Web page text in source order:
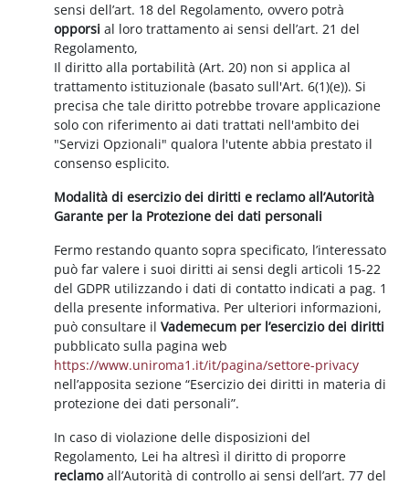
sensi dell’art. 18 del Regolamento, ovvero potrà
opporsi al loro trattamento ai sensi dell’art. 21 del
Regolamento,
Il diritto alla portabilità (Art. 20) non si applica al
trattamento istituzionale (basato sull'Art. 6(1)(e)). Si
precisa che tale diritto potrebbe trovare applicazione
solo con riferimento ai dati trattati nell'ambito dei
"Servizi Opzionali" qualora l'utente abbia prestato il
consenso esplicito.
Modalità di esercizio dei diritti e reclamo all’Autorità
Garante per la Protezione dei dati personali
Fermo restando quanto sopra specificato, l’interessato
può far valere i suoi diritti ai sensi degli articoli 15-22
del GDPR utilizzando i dati di contatto indicati a pag. 1
della presente informativa. Per ulteriori informazioni,
può consultare ilVademecum per l’esercizio dei diritti
pubblicato sulla pagina web
https://www.uniroma1.it/it/pagina/settore-privacy
nell’apposita sezione “Esercizio dei diritti in materia di
protezione dei dati personali”.
In caso di violazione delle disposizioni del
Regolamento, Lei ha altresì il diritto di proporre
reclamoall’Autorità di controllo ai sensi dell’art. 77 del